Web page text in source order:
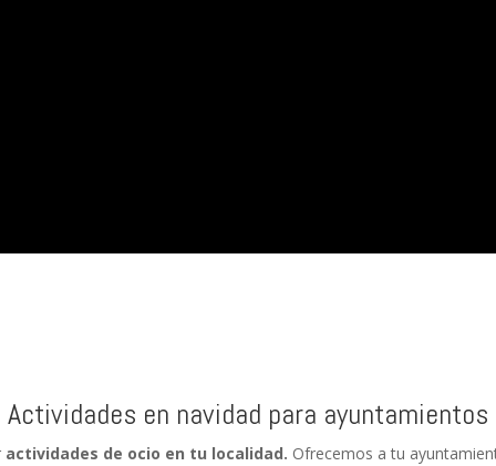
Actividades en navidad para ayuntamientos
actividades de ocio en tu localidad. Ofrecemos a tu